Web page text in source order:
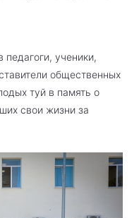
ученики,
общественных
туй в память о
свои жизни за